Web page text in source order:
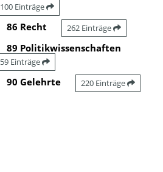
100 Einträge
86 Recht 262 Einträge
89 Politikwissenschaften
59 Einträge
90 Gelehrte 220 Einträge